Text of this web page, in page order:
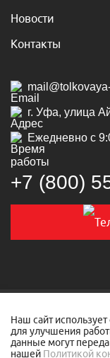
Новости
Контакты
г. Уфа, улица
Ежедневно с
+7 (800)
© 2019-2026
Политика
Наш сайт
для улучшения
данные могут
нашей Политикой